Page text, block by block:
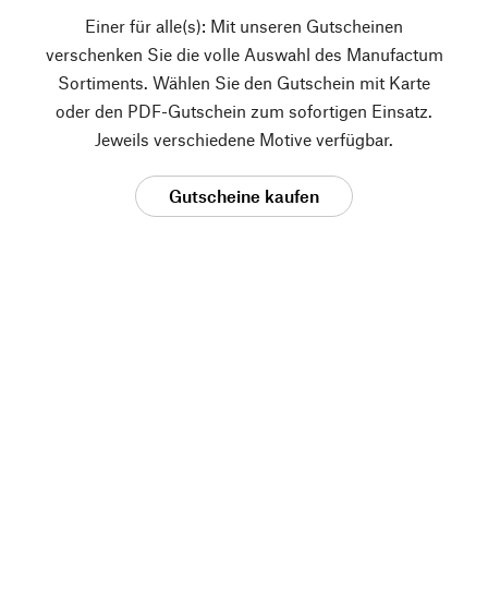
Einer für alle(s): Mit unseren Gutscheinen
verschenken Sie die volle Auswahl des Manufactum
Sortiments. Wählen Sie den Gutschein mit Karte
oder den PDF-Gutschein zum sofortigen Einsatz.
Jeweils verschiedene Motive verfügbar.
Gutscheine kaufen